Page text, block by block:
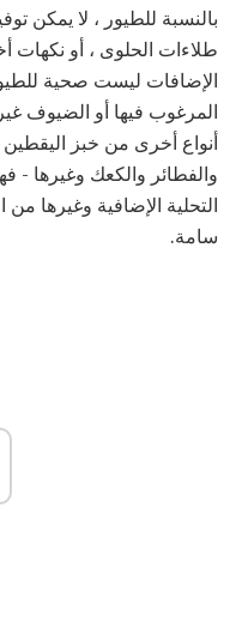
بالنسبة للطيور ، لا يمكن
طلاءات الحلوى ، أو نكهات
الإضافات ليست صحية
المرغوب فيها أو الضيوف
أنواع أخرى من خبز اليقطين
والفطائر والكعك وغيرها -
التحلية الإضافية وغيرها
سامة.